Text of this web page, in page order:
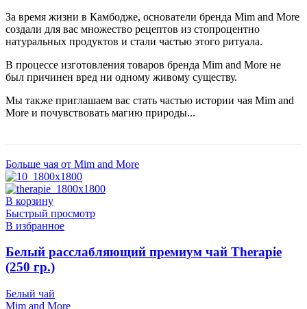
За время жизни в Камбодже, основатели бренда Mim and More
создали для вас множество рецептов из стопроцентно
натуральных продуктов и стали частью этого ритуала.
В процессе изготовления товаров бренда Mim and More не
был причинен вред ни одному живому существу.
Мы также приглашаем вас стать частью истории чая Mim and
More и почувствовать магию природы...
Больше чая от Mim and More
В корзину
Быстрый просмотр
В избранное
Белый расслабляющий премиум чай Therapie
(250 гр.)
Белый чай
Mim and More